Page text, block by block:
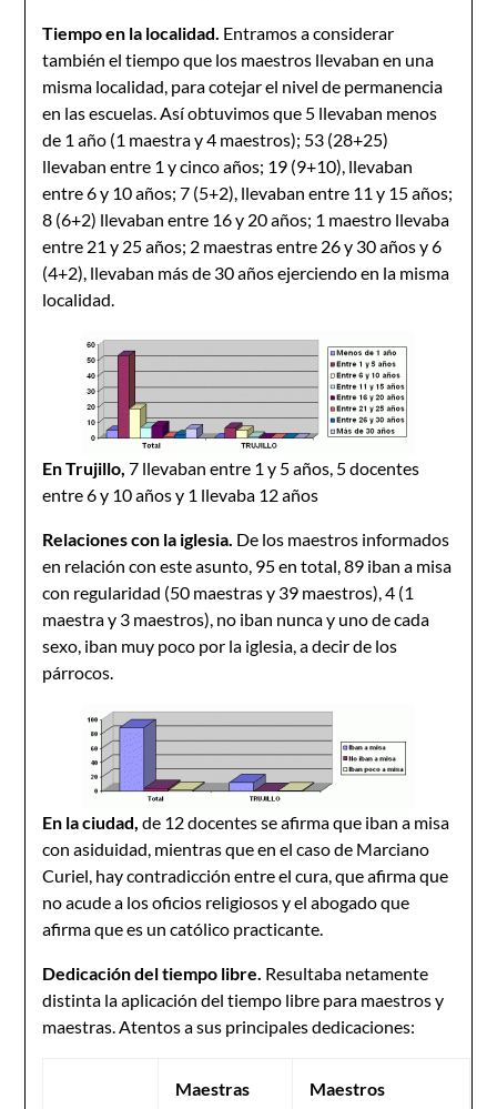
Tiempo en la localidad. Entramos a considerar
también el tiempo que los maestros llevaban en una
misma localidad, para cotejar el nivel de permanencia
en las escuelas. Así obtuvimos que 5 llevaban menos
de 1 año (1 maestra y 4 maestros); 53 (28+25)
llevaban entre 1 y cinco años; 19 (9+10), llevaban
entre 6 y 10 años; 7 (5+2), llevaban entre 11 y 15 años;
8 (6+2) llevaban entre 16 y 20 años; 1 maestro llevaba
entre 21 y 25 años; 2 maestras entre 26 y 30 años y 6
(4+2), llevaban más de 30 años ejerciendo en la misma
localidad.
En Trujillo,7 llevaban entre 1 y 5 años, 5 docentes
entre 6 y 10 años y 1 llevaba 12 años
Relaciones con la iglesia. De los maestros informados
en relación con este asunto, 95 en total, 89 iban a misa
con regularidad (50 maestras y 39 maestros), 4 (1
maestra y 3 maestros), no iban nunca y uno de cada
sexo, iban muy poco por la iglesia, a decir de los
párrocos.
En la ciudad, de 12 docentes se afirma que iban a misa
con asiduidad, mientras que en el caso de Marciano
Curiel, hay contradicción entre el cura, que afirma que
no acude a los oficios religiosos y el abogado que
afirma que es un católico practicante.
Dedicación del tiempo libre. Resultaba netamente
distinta la aplicación del tiempo libre para maestros y
maestras. Atentos a sus principales dedicaciones:
Maestras Maestros